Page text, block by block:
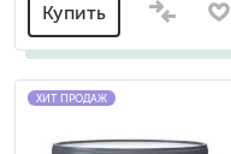
Купить
ХИТ ПРОДАЖ